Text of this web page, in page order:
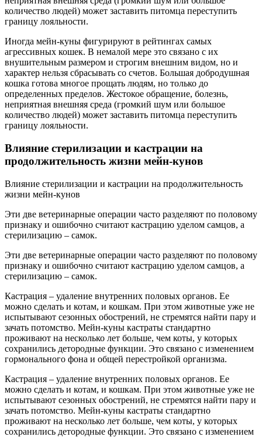
количество людей) может заставить питомца переступить
границу лояльности.
Иногда мейн-куны фигурируют в рейтингах самых
агрессивных кошек. В немалой мере это связано с их
внушительным размером и строгим внешним видом, но и
характер нельзя сбрасывать со счетов. Большая добродушная
кошка готова многое прощать людям, но только до
определенных пределов. Жестокое обращение, болезнь,
неприятная внешняя среда (громкий шум или большое
количество людей) может заставить питомца переступить
границу лояльности.
Влияние стерилизации и кастрации на
продолжительность жизни мейн-кунов
Влияние стерилизации и кастрации на продолжительность
жизни мейн-кунов
Эти две ветеринарные операции часто разделяют по половому
признаку и ошибочно считают кастрацию уделом самцов, а
стерилизацию – самок.
Эти две ветеринарные операции часто разделяют по половому
признаку и ошибочно считают кастрацию уделом самцов, а
стерилизацию – самок.
Кастрация – удаление внутренних половых органов. Ее
можно сделать и котам, и кошкам. При этом животные уже не
испытывают сезонных обострений, не стремятся найти пару и
зачать потомство. Мейн-куны кастраты стандартно
проживают на несколько лет больше, чем коты, у которых
сохранились детородные функции. Это связано с изменением
гормонального фона и общей перестройкой организма.
Кастрация – удаление внутренних половых органов. Ее
можно сделать и котам, и кошкам. При этом животные уже не
испытывают сезонных обострений, не стремятся найти пару и
зачать потомство. Мейн-куны кастраты стандартно
проживают на несколько лет больше, чем коты, у которых
сохранились детородные функции. Это связано с изменением